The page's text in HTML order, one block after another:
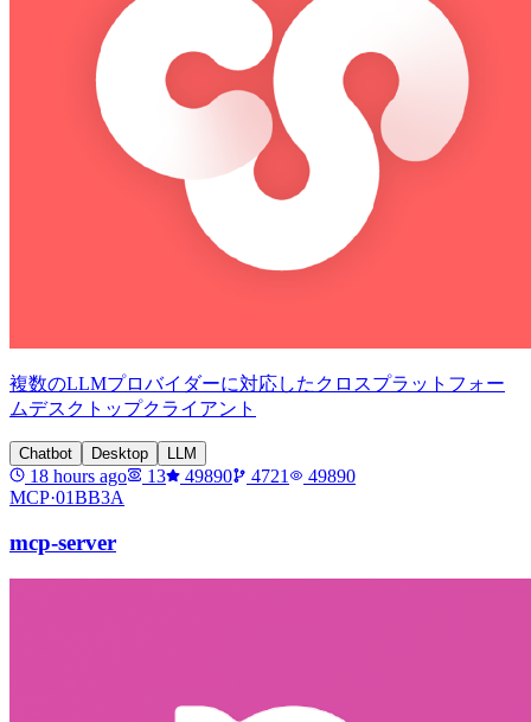
複数のLLMプロバイダーに対応したクロスプラットフォー
ムデスクトップクライアント
Chatbot Desktop LLM
18 hours ago 13 49890 4721
49890
MCP·01BB3A
mcp-server